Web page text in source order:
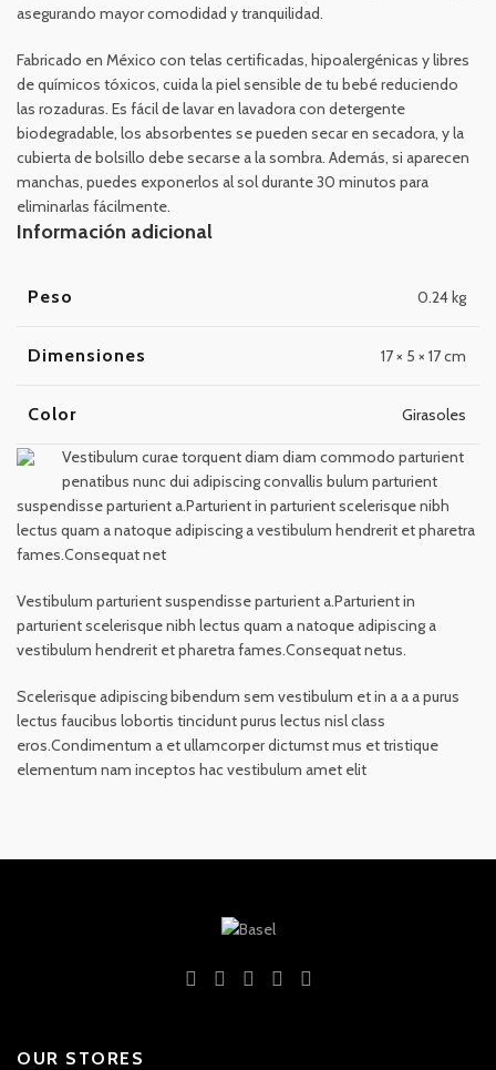
asegurando mayor comodidad y tranquilidad.
Fabricado en México con telas certificadas, hipoalergénicas y libres
de químicos tóxicos, cuida la piel sensible de tu bebé reduciendo
las rozaduras. Es fácil de lavar en lavadora con detergente
biodegradable, los absorbentes se pueden secar en secadora, y la
cubierta de bolsillo debe secarse a la sombra. Además, si aparecen
manchas, puedes exponerlos al sol durante 30 minutos para
eliminarlas fácilmente.
Información adicional
Peso 0.24 kg
Dimensiones 17 × 5 × 17 cm
Color Girasoles
Vestibulum curae torquent diam diam commodo parturient
penatibus nunc dui adipiscing convallis bulum parturient
suspendisse parturient a.Parturient in parturient scelerisque nibh
lectus quam a natoque adipiscing a vestibulum hendrerit et pharetra
fames.Consequat net
Vestibulum parturient suspendisse parturient a.Parturient in
parturient scelerisque nibh lectus quam a natoque adipiscing a
vestibulum hendrerit et pharetra fames.Consequat netus.
Scelerisque adipiscing bibendum sem vestibulum et in a a a purus
lectus faucibus lobortis tincidunt purus lectus nisl class
eros.Condimentum a et ullamcorper dictumst mus et tristique
elementum nam inceptos hac vestibulum amet elit
OUR STORES